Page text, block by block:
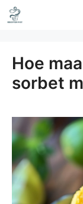
Ga
naar
inhoud
Hoe
sorbet